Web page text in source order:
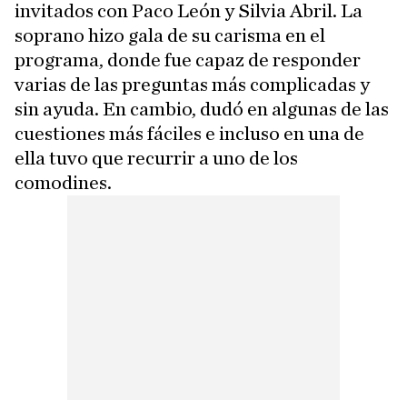
invitados con Paco León y Silvia Abril. La
soprano hizo gala de su carisma en el
programa, donde fue capaz de responder
varias de las preguntas más complicadas y
sin ayuda. En cambio, dudó en algunas de las
cuestiones más fáciles e incluso en una de
ella tuvo que recurrir a uno de los
comodines.